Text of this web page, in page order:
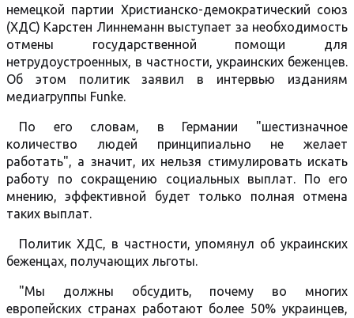
немецкой партии Христианско-демократический союз
(ХДС) Карстен Линнеманн выступает за необходимость
отмены государственной помощи для
нетрудоустроенных, в частности, украинских беженцев.
Об этом политик заявил в интервью изданиям
медиагруппы Funke.
По его словам, в Германии "шестизначное
количество людей принципиально не желает
работать", а значит, их нельзя стимулировать искать
работу по сокращению социальных выплат. По его
мнению, эффективной будет только полная отмена
таких выплат.
Политик ХДС, в частности, упомянул об украинских
беженцах, получающих льготы.
"Мы должны обсудить, почему во многих
европейских странах работают более 50% украинцев,